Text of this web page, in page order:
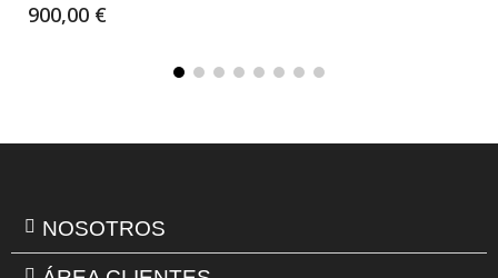
900,00 €
NOSOTROS